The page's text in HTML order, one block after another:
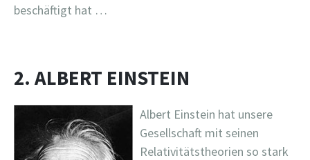
beschäftigt hat …
2. ALBERT EINSTEIN
Albert Einstein hat unsere
Gesellschaft mit seinen
Relativitätstheorien so stark